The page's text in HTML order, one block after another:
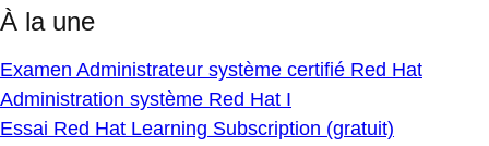
À la une
Examen Administrateur système certifié Red Hat
Administration système Red Hat I
Essai Red Hat Learning Subscription (gratuit)